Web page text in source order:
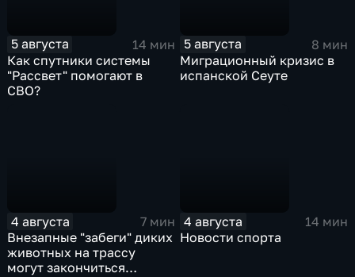
5 августа
14 мин
Как спутники системы
"Рассвет" помогают в
СВО?
5 августа
8 мин
Миграционный кризис в
испанской Сеуте
4 августа
7 мин
Внезапные "забеги" диких
животных на трассу
могут закончиться
4 августа
14 мин
Новости спорта